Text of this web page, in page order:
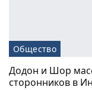
Общество
Додон и Шор
сторонников в